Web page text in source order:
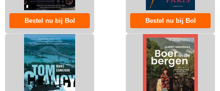
Bestel nu bij Bol Bestel nu bij Bol